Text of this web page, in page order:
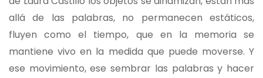
allá de las palabras, no permanecen estáticos,
fluyen como el tiempo, que en la memoria se
mantiene vivo en la medida que puede moverse. Y
ese movimiento, ese sembrar las palabras y hacer